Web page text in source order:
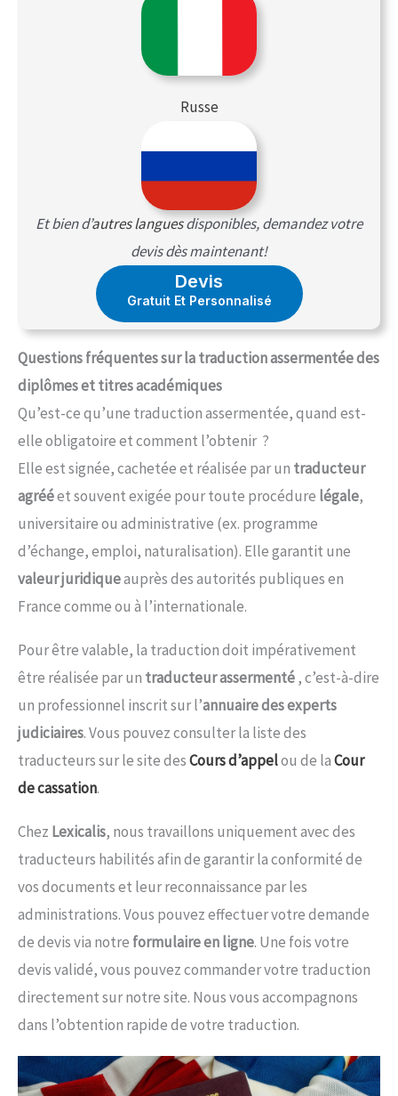
Russe
Et bien d’autres languesdisponibles, demandez votre
devis dès maintenant!
Devis
Gratuit Et Personnalisé
Questions fréquentes sur la traduction assermentée des
diplômes et titres académiques
Qu’est-ce qu’une traduction assermentée, quand est-
elle obligatoire et comment l’obtenir ?
Elle est signée, cachetée et réalisée par un traducteur
agrééet souvent exigée pour toute procédure légale,
universitaire ou administrative (ex. programme
d’échange, emploi, naturalisation). Elle garantit une
valeur juridiqueauprès des autorités publiques en
France comme ou à l’internationale.
Pour être valable, la traduction doit impérativement
être réalisée par un traducteur assermenté, c’est-à-dire
un professionnel inscrit sur l’annuaire desexperts
judiciaires. Vous pouvez consulter la liste des
traducteurs sur le site desCours d’appelou de laCour
de cassation.
Chez Lexicalis, nous travaillons uniquement avec des
traducteurs habilités afin de garantir la conformité de
vos documents et leur reconnaissance par les
administrations. Vous pouvez effectuer votre demande
de devis via notre formulaire en ligne. Une fois votre
devis validé, vous pouvez commander votre traduction
directement sur notre site. Nous vous accompagnons
dans l’obtention rapide de votre traduction.